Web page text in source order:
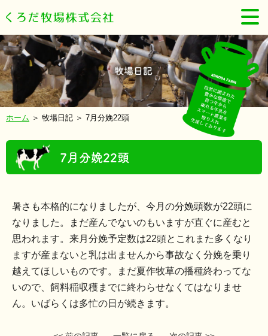
ホーム ＞ 牧場日記 ＞ 7月分娩22頭
7月分娩22頭
暑さも本格的になりましたが、今月の分娩頭数が22頭に
なりました。まだ産んでないのもいますが直ぐに産むと
思われます。来月分娩予定数は22頭とこれまた多くなり
ますが産まないと乳は出ませんから事故なく分娩を乗り
越えてほしいものです。まだ夏作牧草の播種終わってな
いので、飼料稲収穫までに終わらせなくてはなりませ
ん。いばらくは多忙の日が続きます。